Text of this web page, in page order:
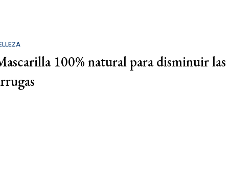
100% natural para disminuir las